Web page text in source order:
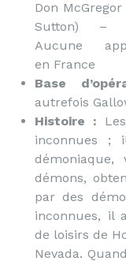
Don McGregor
Sutton) –
Aucune
en France
Base
autrefois
Histoire :
inconnues
démons,
par des
inconnues, il
de loisirs de
Nevada.